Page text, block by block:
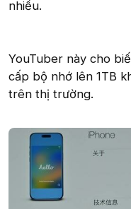
nhiều.
YouTuber này cho
cấp bộ nhớ lên 1TB
trên thị trường.